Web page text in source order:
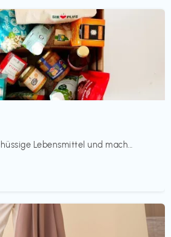
Lebensmittel und mach...